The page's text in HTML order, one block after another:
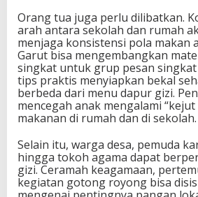
Orang tua juga perlu dilibatkan.
arah antara sekolah dan rumah
menjaga konsistensi pola makan
Garut bisa mengembangkan
singkat untuk grup pesan
tips praktis menyiapkan bekal
berbeda dari menu dapur gizi.
mencegah anak mengalami
makanan di rumah dan di sekolah.
Selain itu, warga desa, pemuda
hingga tokoh agama dapat
gizi. Ceramah keagamaan,
kegiatan gotong royong bisa